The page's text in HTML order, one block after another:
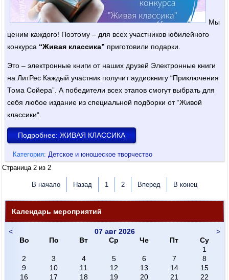
Мы
ценим каждого! Поэтому – для всех участников юбилейного
конкурса “Живая классика” приготовили подарки.
Это – электронные книги от наших друзей Электронные книги
на ЛитРес Каждый участник получит аудиокнигу “Приключения
Тома Сойера”. А победители всех этапов смогут выбрать для
себя любое издание из специальной подборки от “Живой
классики“.
Подробнее: ЖИВАЯ КЛАССИКА
Категория:Детское и юношеское творчество
Страница 2 из 2
В начало Назад 1 2 Вперед В конец
Календарь мероприятий
< >
07 авг 2026
Во
По Вт Ср Че Пт
Су
1
2
3 4 5 6 7
8
9
10 11 12 13 14
15
16
17 18 19 20 21 22